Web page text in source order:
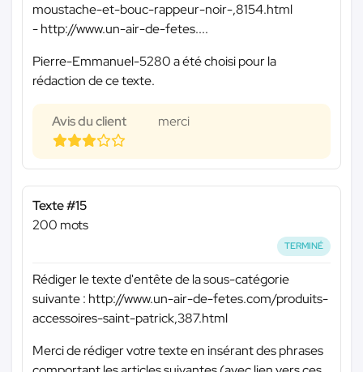
moustache-et-bouc-rappeur-noir-,8154.html
- http://www.un-air-de-fetes....
Pierre-Emmanuel-5280 a été choisi pour la
rédaction de ce texte.
Avis du client merci
Texte #15
200 mots
TERMINÉ
Rédiger le texte d'entête de la sous-catégorie
suivante : http://www.un-air-de-fetes.com/produits-
accessoires-saint-patrick,387.html
Merci de rédiger votre texte en insérant des phrases